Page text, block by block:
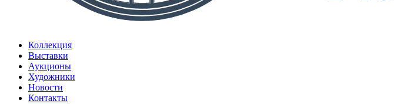
Коллекция
Выставки
Аукционы
Художники
Новости
Контакты